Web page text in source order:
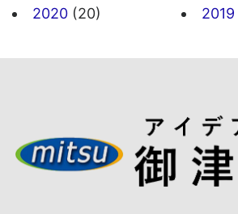
2020 (20) 2019